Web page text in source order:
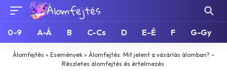
0-9 A-Á B C-Cs D E-É F G-Gy
Álomfejtés » Események» Álomfejtés: Mit jelent a vásárlás álomban? –
Részletes álomfejtés és értelmezés.